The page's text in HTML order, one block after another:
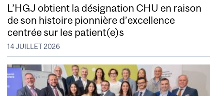
L’HGJ obtient la désignation CHU en raison
de son histoire pionnière d’excellence
centrée sur les patient(e)s
14 JUILLET 2026